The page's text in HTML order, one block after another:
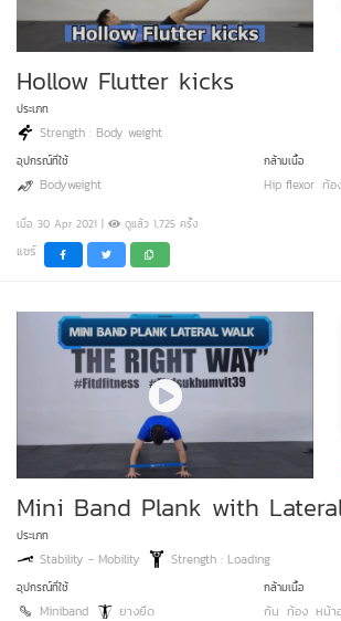
Hollow Flutter kicks
ประเภท
Strength : Body weight
อุปกรณ์ที่ใช้
Bodyweight
กล้ามเนื้อ
Hip flexor ท้อ
เมื่อ 30 Apr 2021 | ดูแล้ว 1,725 ครั้ง
แชร์
Mini Band Plank with
ประเภท
Stability - Mobility Strength : Loading
อุปกรณ์ที่ใช้
Miniband ยางยืด
กล้ามเนื้อ
ก้น ท้อง หน้า